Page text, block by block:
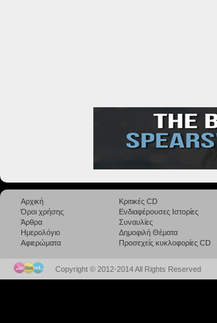
Αρχική
Όροι χρήσης
Άρθρα
Ημερολόγιο
Αφιερώματα
Κριτικές CD
Ενδιαφέρουσες Ιστορίες
Συναυλίες
Δημοφιλή Θέματα
Προσεχείς κυκλοφορίες CD
Copyright © 2012-2014 All Rights Reserved